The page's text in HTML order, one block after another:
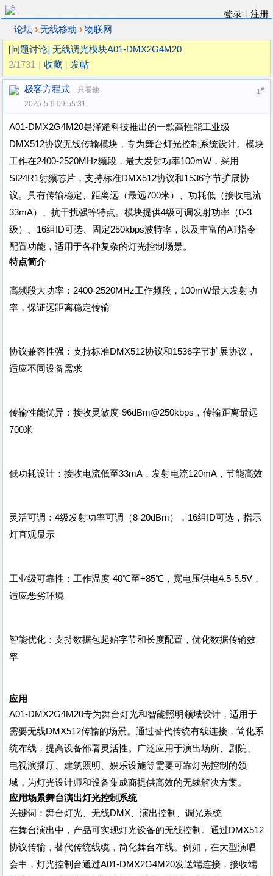
登录
注册
论坛 › 无线移动 › 物联网
[问题讨论] 无线调光模块A01-DMX2G4M20
2/1731
收藏 发帖
1#
极客方程式
只看他
2026-5-9 09:55:31
A01-DMX2G4M20是泽耀科技推出的一款高性能工业级
DMX512协议无线传输模块，专为舞台灯光控制系统设计。模块
工作在2400-2520MHz频段，最大发射功率100mW，采用
SI24R1射频芯片，支持标准DMX512协议和1536字节扩展协
议。具有传输稳定、距离远（最远700米）、功耗低（接收电流
33mA）、抗干扰强等特点。模块提供4级可调发射功率（0-3
级）、16组ID可选、固定250kbps波特率，以及丰富的AT指令
配置功能，适用于各种复杂的灯光控制场景。
特点简介
高频段大功率：2400-2520MHz工作频段，100mW最大发射功
率，保证远距离稳定传输
协议兼容性强：支持标准DMX512协议和1536字节扩展协议，
适应不同设备需求
传输性能优异：接收灵敏度-96dBm@250kbps，传输距离最远
700米
低功耗设计：接收电流低至33mA，发射电流120mA，节能高效
灵活可调：4级发射功率可调（8-20dBm），16组ID可选，指示
灯直观显示
工业级可靠性：工作温度-40℃至+85℃，宽电压供电4.5-5.5V，
适应恶劣环境
智能优化：支持数据包起始字节和长度配置，优化数据传输效
率
应用
A01-DMX2G4M20专为舞台灯光和智能照明领域设计，适用于
需要无线DMX512传输的场景。通过替代传统有线连接，简化系
统布线，提高设备部署灵活性。广泛应用于演出场所、剧院、
电视演播厅、建筑照明、娱乐设施等需要可靠灯光控制的领
域，为灯光设计师和设备集成商提供高效的无线解决方案。
应用场景舞台演出灯光控制系统
关键词：舞台灯光、无线DMX、演出控制、调光系统
在舞台演出中，产品可实现灯光设备的无线控制。通过DMX512
协议传输，替代传统线缆，简化舞台布线。例如，在大型演唱
会中，灯光控制台通过A01-DMX2G4M20发送端连接，接收端